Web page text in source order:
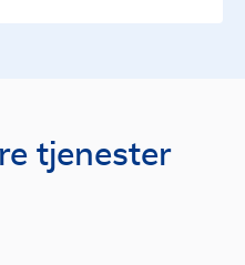
tjenester